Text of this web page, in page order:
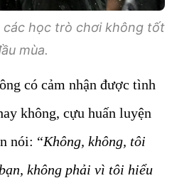
các học trò chơi không tốt
mùa.
có cảm nhận được tình
không, cựu huấn luyện
nói: “Không, không, tôi
không phải vì tôi hiểu